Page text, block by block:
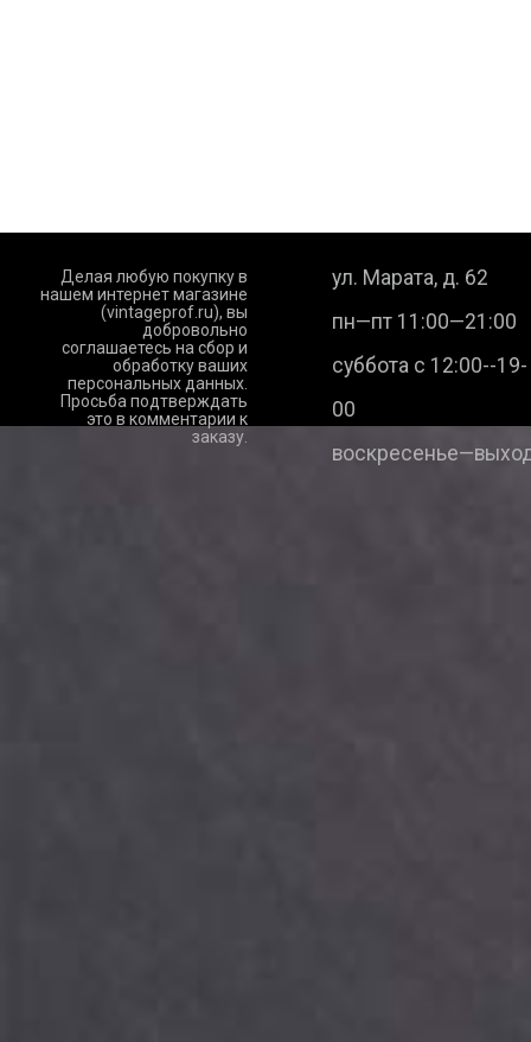
Делая любую покупку в
нашем интернет магазине
(vintageprof.ru), вы
добровольно
соглашаетесь на сбор и
обработку ваших
персональных данных.
Просьба подтверждать
это в комментарии к
заказу.
ул. Марата, д. 62
пн—пт 11:00—21:00
суббота с 12:00--19-
00